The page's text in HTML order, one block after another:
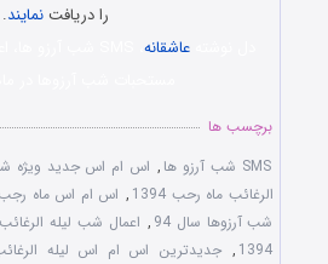
را دریافت نمایند.
دل نوشتهعاشقانه
برچسب ها
SMS شب آرزو ها
, اس ام اس جدید ویژه
الرغائب ماه رحب 1394
, اس ام اس ماه رجب
شب آرزوها سال 94
, اعمال شب لیله الرغائب
1394
, جدیدترین اس ام اس لیله